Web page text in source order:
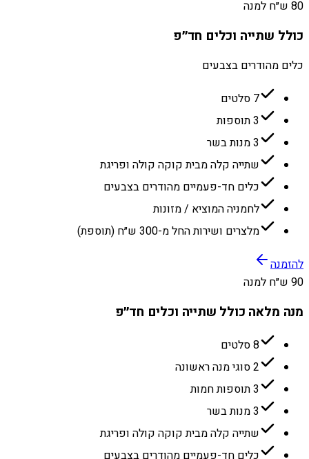
80 ש״ח למנה
כולל שתייה וכלים חד״פ
כלים מהודרים בצבעים
7 סלטים
3 תוספות
3 מנות בשר
שתייה קלה מבית קוקה קולה ופריגת
כלים חד-פעמיים מהודרים בצבעים
לחמניה המוציא / מזונות
מלצרים ושירות החל מ-300 ש״ח (תוספת)
להזמנה
90 ש״ח למנה
מנה מלאה כולל שתייה וכלים חד״פ
8 סלטים
2 סוגי מנה ראשונה
3 תוספות חמות
3 מנות בשר
שתייה קלה מבית קוקה קולה ופריגת